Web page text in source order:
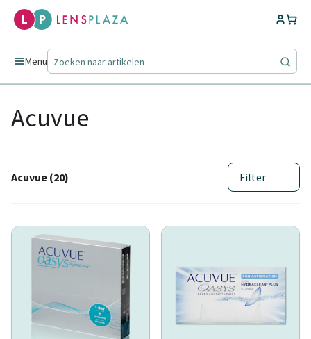
Menu
Acuvue
Acuvue (20) Filter